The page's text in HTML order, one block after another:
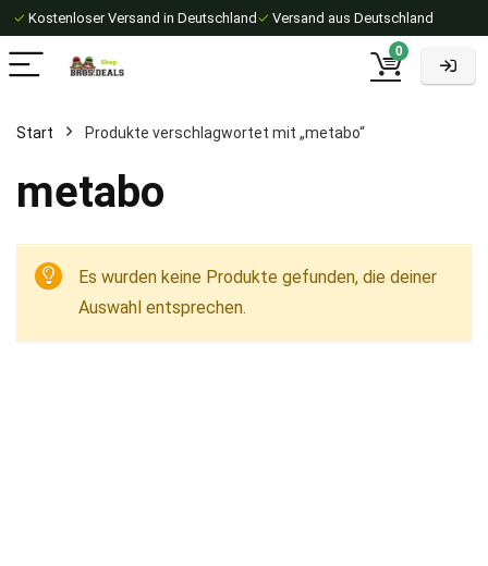
✓ Kostenloser Versand in Deutschland ✓ Versand aus Deutschland
0
Start Produkte verschlagwortet mit „metabo“
metabo
Es wurden keine Produkte gefunden, die deiner
Auswahl entsprechen.